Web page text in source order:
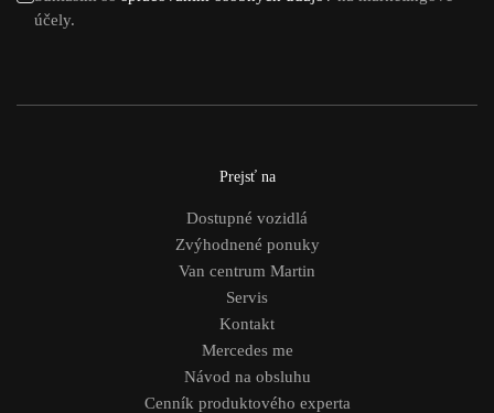
účely.
Prejsť na
Dostupné vozidlá
Zvýhodnené ponuky
Van centrum Martin
Servis
Kontakt
Mercedes me
Návod na obsluhu
Cenník produktového experta